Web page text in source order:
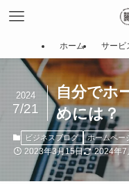
ホーム サービ
自分でホ
めには？
2024
7/21
ビジネスブログ ホームペー
2023年3月15日 2024年7